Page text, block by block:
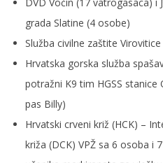
DVD Voćin (17 vatrogasaca)
grada Slatine (4 osobe)
Služba civilne zaštite
Hrvatska gorska služba
potražni K9 tim HGSS
pas Billy)
Hrvatski crveni križ (HCK) –
križa (DCK) VPŽ sa 6 osoba i